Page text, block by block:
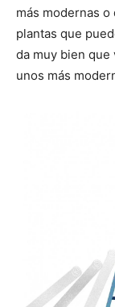
más modernas
plantas que
da muy bien que
unos más